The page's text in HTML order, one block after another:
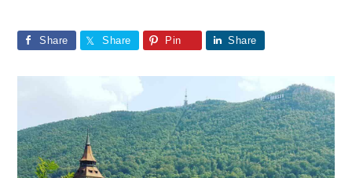
Share Share Pin Share